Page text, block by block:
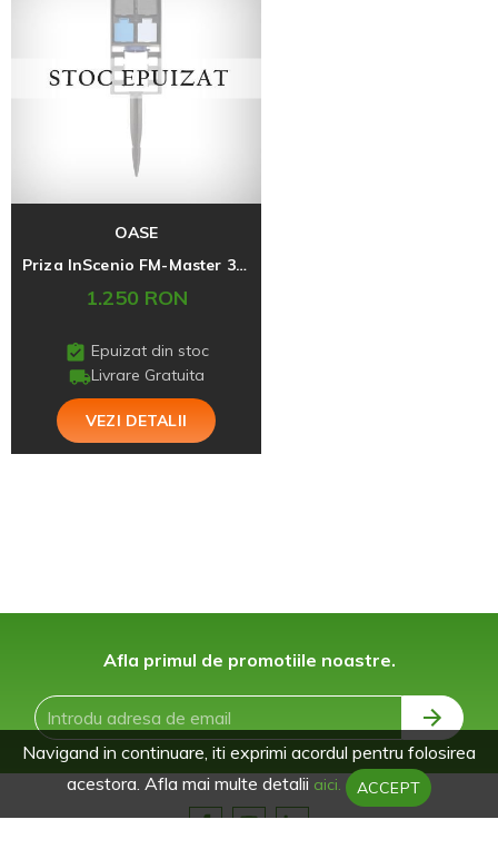
OASE
Priza InScenio FM-Master 3, Oase
1.250 RON
Epuizat din stoc
Livrare Gratuita
VEZI DETALII
Afla primul de promotiile noastre.
Navigand in continuare, iti exprimi acordul pentru folosirea
acestora. Afla mai multe detalii aici. ACCEPT